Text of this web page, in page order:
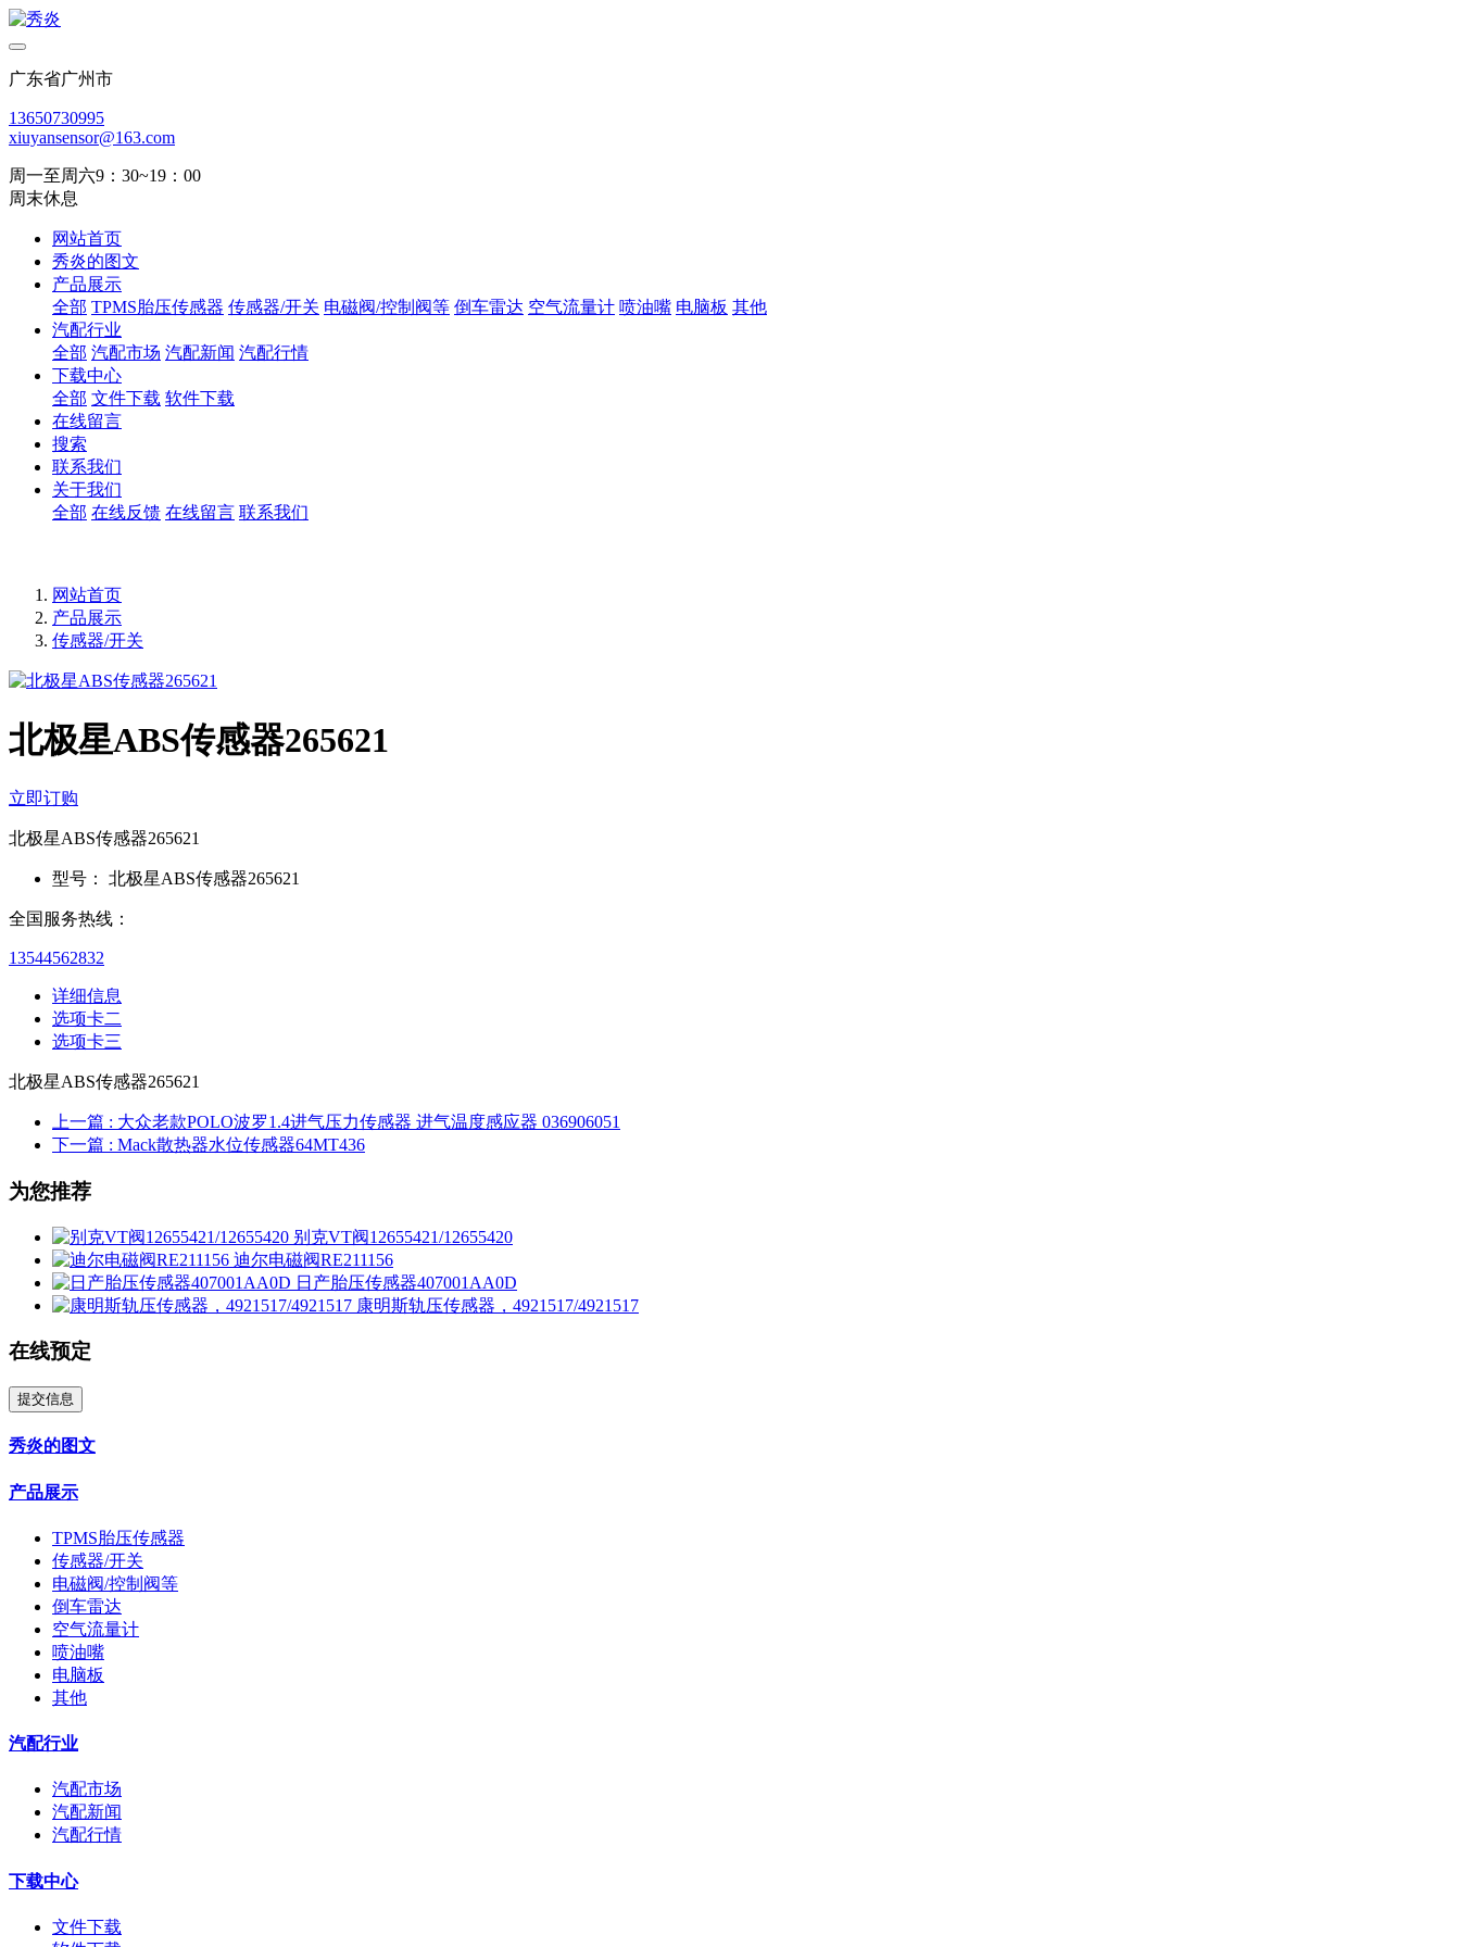
广东省广州市
13650730995
xiuyansensor@163.com
周一至周六9：30~19：00
周末休息
网站首页
秀炎的图文
产品展示
全部 TPMS胎压传感器 传感器/开关 电磁阀/控制阀等 倒车雷达 空气流量计 喷油嘴 电脑板 其他
汽配行业
全部 汽配市场 汽配新闻 汽配行情
下载中心
全部 文件下载 软件下载
在线留言
搜索
联系我们
关于我们
全部 在线反馈 在线留言 联系我们
网站首页
产品展示
传感器/开关
北极星ABS传感器265621
立即订购
北极星ABS传感器265621
型号： 北极星ABS传感器265621
全国服务热线：
13544562832
详细信息
选项卡二
选项卡三
北极星ABS传感器265621
上一篇 : 大众老款POLO波罗1.4进气压力传感器 进气温度感应器 036906051
下一篇 : Mack散热器水位传感器64MT436
为您推荐
别克VT阀12655421/12655420
迪尔电磁阀RE211156
日产胎压传感器407001AA0D
康明斯轨压传感器，4921517/4921517
在线预定
提交信息
秀炎的图文
产品展示
TPMS胎压传感器
传感器/开关
电磁阀/控制阀等
倒车雷达
空气流量计
喷油嘴
电脑板
其他
汽配行业
汽配市场
汽配新闻
汽配行情
下载中心
文件下载